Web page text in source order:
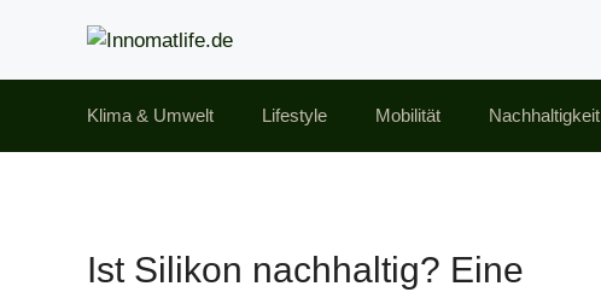
springen
Klima & Umwelt Lifestyle Mobilität Nachhaltigkeit
Ist Silikon nachhaltig? Eine